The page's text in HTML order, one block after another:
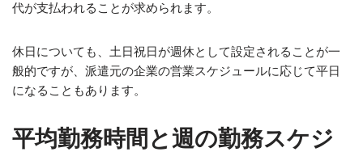
代が支払われることが求められます。
休日についても、土日祝日が週休として設定されることが一
般的ですが、派遣元の企業の営業スケジュールに応じて平日
になることもあります。
平均勤務時間と週の勤務スケジ